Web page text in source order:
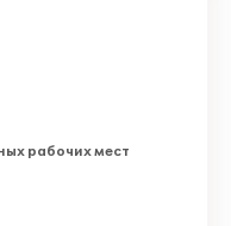
рабочих мест